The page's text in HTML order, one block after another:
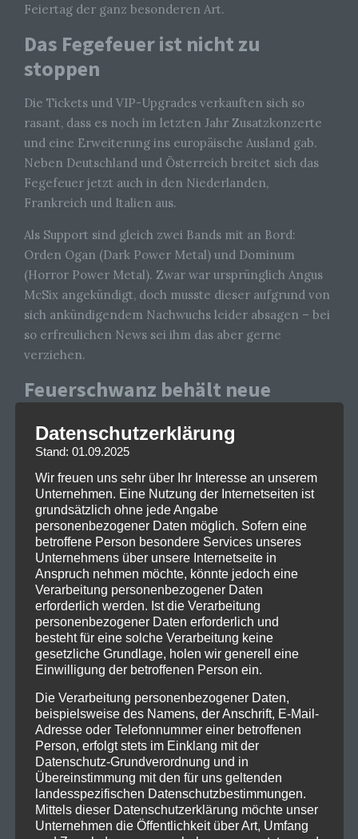
Feiertag der ganz besonderen Art.
Das Fegefeuer ist nicht zu
stoppen
Die Tickets und VIP-Upgrades verkauften sich so
rasant, dass es noch im letzten Jahr Zusatzkonzerte
und eine Erweiterung ins europäische Ausland gab.
Neben Deutschland und Österreich breitet sich das
Fegefeuer jetzt auch in den Niederlanden,
Frankreich und Italien aus.
Als Support sind gleich zwei Bands mit an Bord:
Orden Ogan (Dark Power Metal) und Dominum
(Horror Power Metal). Zwar war ursprünglich Angus
McSix angekündigt, doch musste dieser aufgrund von
sich ankündigendem Nachwuchs leider absagen – bei
so erfreulichen News sei ihm das aber gerne
verziehen.
Feuerschwanz behält neue
Was mit spaßigem Mittelalter-Rock („Mittelalter-
Jahren neuen Schwung: Musik, Texte und Style
wurden zunehmend ernster und Metal-lastiger, was
die Band auch im Fegefeuer weiterführt. Zwar weint
so mancher Fan der guten alten Zeit eine kleine
Träne nach, doch der Erfolg gibt Feuerschwanz
Recht. Und sie werden eben auch ein wenig
erwachsen. Aber keine Sorge: Die Songtexte sorgen
auch weiterhin für das ein oder andere
Augenzwinkern
Feuerschwanz bleibt sich und dem neuen Weg
jedenfalls treu und zeigt das auch mit „Warriors” –
dem kommenden Album, das schon in den
Startlöchern steht und am 03.05.2024 erscheint. Auf
dem neuen Silberling wird es erstmals englische
Songs geben, bei denen es sich großteils um neu
arrangierte Feuerschwanz-Titel handelt. Übrigens
wirken unter anderem auch die beiden Support-
Datenschutzerklärung
Stand: 01.09.2025
Wir freuen uns sehr über Ihr Interesse an unserem
Unternehmen. Eine Nutzung der Internetseiten ist
grundsätzlich ohne jede Angabe
personenbezogener Daten möglich. Sofern eine
betroffene Person besondere Services unseres
Unternehmens über unsere Internetseite in
Anspruch nehmen möchte, könnte jedoch eine
Verarbeitung personenbezogener Daten
erforderlich werden. Ist die Verarbeitung
personenbezogener Daten erforderlich und
besteht für eine solche Verarbeitung keine
gesetzliche Grundlage, holen wir generell eine
Einwilligung der betroffenen Person ein.
Die Verarbeitung personenbezogener Daten,
beispielsweise des Namens, der Anschrift, E-Mail-
Adresse oder Telefonnummer einer betroffenen
Person, erfolgt stets im Einklang mit der
Datenschutz-Grundverordnung und in
Übereinstimmung mit den für uns geltenden
landesspezifischen Datenschutzbestimmungen.
Mittels dieser Datenschutzerklärung möchte unser
Unternehmen die Öffentlichkeit über Art, Umfang